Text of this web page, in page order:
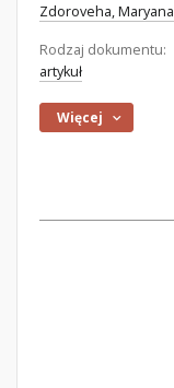
Zdoroveha, Maryana
Rodzaj dokumentu:
artykuł
Więcej